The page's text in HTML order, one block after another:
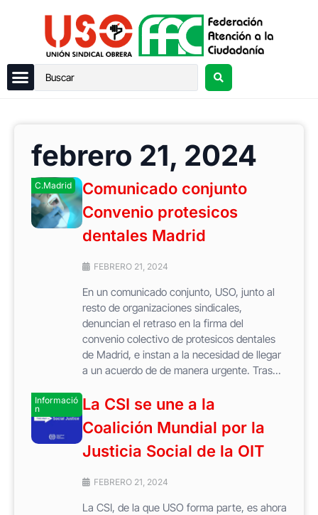
febrero 21, 2024
C.Madrid
Comunicado conjunto
Convenio protesicos
dentales Madrid
FEBRERO 21, 2024
En un comunicado conjunto, USO, junto al
resto de organizaciones sindicales,
denuncian el retraso en la firma del
convenio colectivo de protesicos dentales
de Madrid, e instan a la necesidad de llegar
a un acuerdo de de manera urgente. Tras...
Informació
n
La CSI se une a la
Coalición Mundial por la
Justicia Social de la OIT
FEBRERO 21, 2024
La CSI, de la que USO forma parte, es ahora